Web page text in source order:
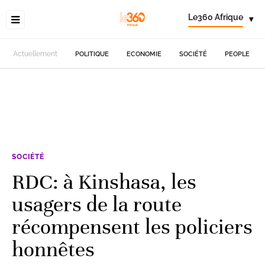
Le360 Afrique ▾
Actuellement POLITIQUE ECONOMIE SOCIÉTÉ PEOPLE
SOCIÉTÉ
RDC: à Kinshasa, les
usagers de la route
récompensent les policiers
honnêtes